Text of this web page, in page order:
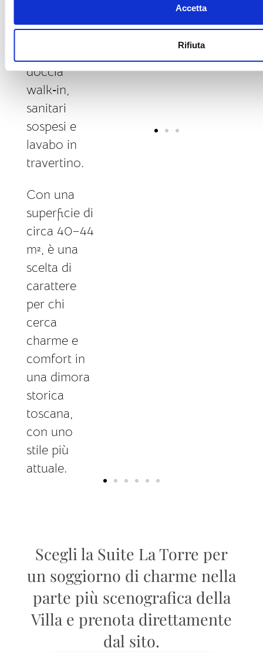
Accetta
Rifiuta
ensuite è
doccia
walk‑in,
sanitari
sospesi e
lavabo in
travertino.
Con una
superficie di
circa 40–44
m², è una
scelta di
carattere
per chi
cerca
charme e
comfort in
una dimora
storica
toscana,
con uno
stile più
attuale.
Scegli la Suite La Torre per
un soggiorno di charme nella
parte più scenografica della
Villa e prenota direttamente
dal sito.